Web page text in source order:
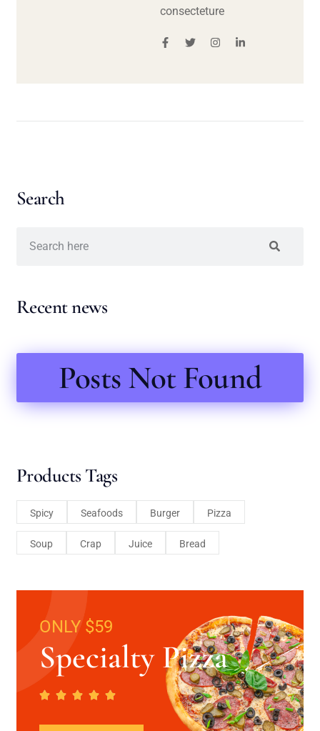
consecteture
Search
Recent news
Posts Not Found
Products Tags
Spicy Seafoods Burger Pizza
Soup Crap Juice Bread
ONLY $59
Specialty Pizza